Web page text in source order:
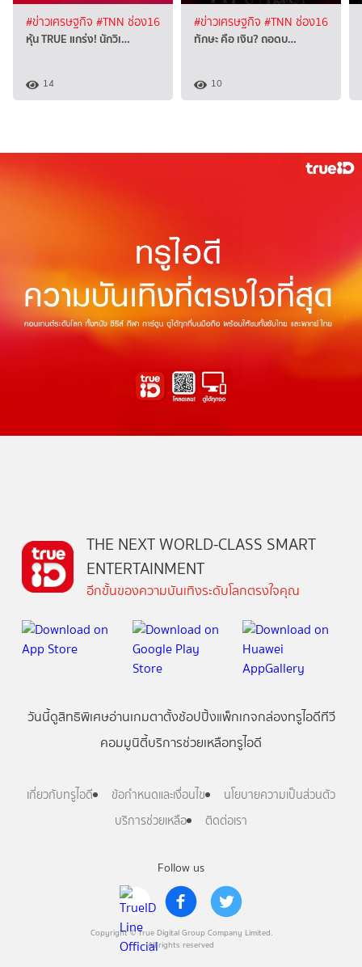
#ข่าวเศรษฐกิจ #TNN ช่อง16
หุ้น TRUE แกร่ง! นักวิเ…
14
#ข่าวเศรษฐกิจ #TNN ช่อง16
ทักษะ คือ เงิน? ถอดบ…
10
Follow us
Copyright © True Digital Group Company Limited.
All rights reserved
THE NEXT WORLD-CLASS SMART
ENTERTAINMENT
อีกขั้นของความบันเทิงระดับโลกตรงใจคุณ
วันนี้ดูสิทธิพิเศษอ่านเกมตาตั้งช้อปปิ้งแพ็กเกจกล่องทรูไอดีทีวี
คอมมูนิตี้บริการช่วยเหลือทรูไอดี
เกี่ยวกับทรูไอดี ข้อกำหนดและเงื่อนไข
นโยบายความเป็นส่วนตัว
บริการช่วยเหลือ
ติดต่อเรา